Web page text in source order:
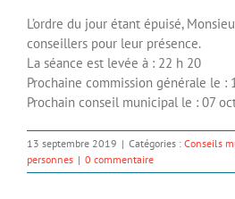
L’ordre du jour étant épuisé,
conseillers pour leur présence.
La séance est levée à : 22 h 20
Prochaine commission générale le :
Prochain conseil municipal le : 07
13 septembre 2019 | Catégories : Conseils
personnes | 0 commentaire